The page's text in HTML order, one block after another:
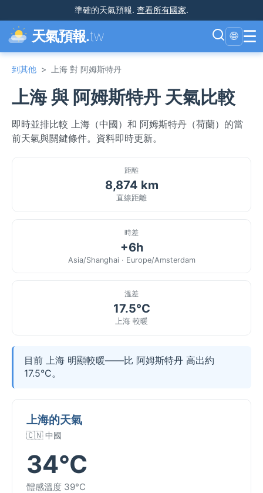
準確的天氣預報. 查看所有國家.
天氣預報.tw 🌐 ☰
到其他 > 上海 對 阿姆斯特丹
上海 與 阿姆斯特丹 天氣比較
即時並排比較 上海（中國）和 阿姆斯特丹（荷蘭）的當
前天氣與關鍵條件。資料即時更新。
距離
8,874 km
直線距離
時差
+6h
Asia/Shanghai · Europe/Amsterdam
溫差
17.5°C
上海 較暖
目前 上海 明顯較暖——比 阿姆斯特丹 高出約
17.5°C。
上海的天氣
🇨🇳 中國
34°C
體感溫度 39°C